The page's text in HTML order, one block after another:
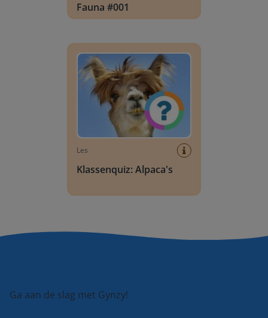
Fauna #001
Les
Klassenquiz: Alpaca's
Ga aan de slag met Gynzy!